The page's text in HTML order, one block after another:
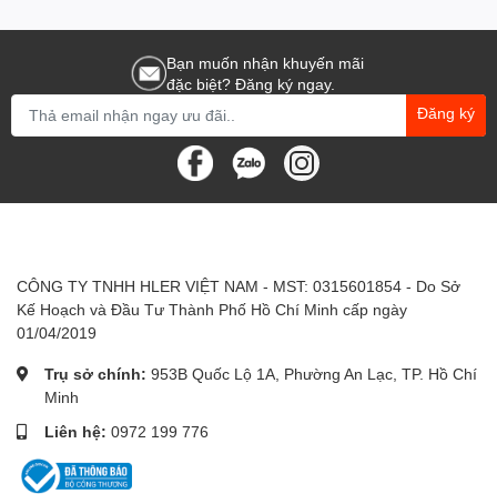
Bạn muốn nhận khuyến mãi
đặc biệt? Đăng ký ngay.
Đăng ký
CÔNG TY TNHH HLER VIỆT NAM - MST: 0315601854 - Do Sở
Kế Hoạch và Đầu Tư Thành Phố Hồ Chí Minh cấp ngày
01/04/2019
Trụ sở chính: 953B Quốc Lộ 1A, Phường An Lạc, TP. Hồ Chí
Minh
Liên hệ: 0972 199 776